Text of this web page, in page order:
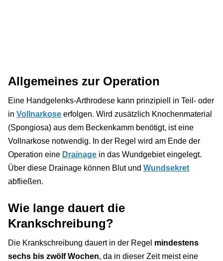
Allgemeines zur Operation
Eine Handgelenks-Arthrodese kann prinzipiell in Teil- oder
in Vollnarkose erfolgen. Wird zusätzlich Knochenmaterial
(Spongiosa) aus dem Beckenkamm benötigt, ist eine
Vollnarkose notwendig. In der Regel wird am Ende der
Operation eine Drainage in das Wundgebiet eingelegt.
Über diese Drainage können Blut und Wundsekret
abfließen.
Wie lange dauert die
Krankschreibung?
Die Krankschreibung dauert in der Regel mindestens
sechs bis zwölf Wochen, da in dieser Zeit meist eine